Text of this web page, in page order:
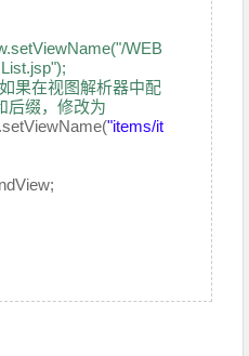
WEB
果在视图解析器中配
后缀，修改为
"items/it